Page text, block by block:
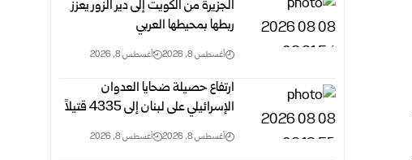
الجزيرة من الكويت إلى دير الزور يعزز
ربطها بمحيطها العربي
أغسطس 8, 2026 أغسطس 8, 2026
ارتفاع حصيلة ضحايا العدوان
الإسرائيلي على لبنان إلى 4335 قتيلاً
أغسطس 8, 2026 أغسطس 8, 2026